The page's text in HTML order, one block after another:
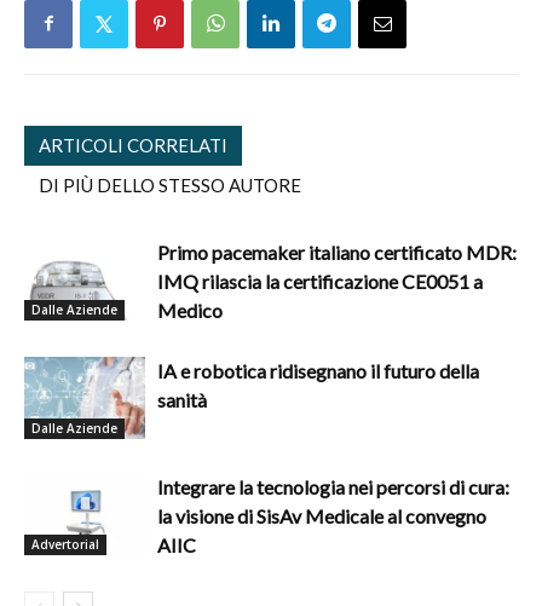
ARTICOLI CORRELATI
DI PIÙ DELLO STESSO AUTORE
Dalle Aziende
Primo pacemaker italiano certificato MDR:
IMQ rilascia la certificazione CE0051 a
Medico
Dalle Aziende
IA e robotica ridisegnano il futuro della
sanità
Advertorial
Integrare la tecnologia nei percorsi di cura:
la visione di SisAv Medicale al convegno
AIIC